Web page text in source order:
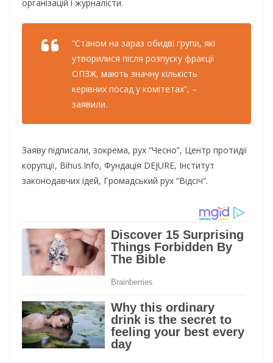
організацій і журналісти.
“Станом на зараз обидві групи, які
утворилися після розпуску фракції
ОПЗЖ, мають значну кількість
керівних посад у комітетах”, –
заявили.
Заяву підписали, зокрема, рух “Чесно”, Центр протидії
корупції, Bihus.Info, Фундація DEJURE, Інститут
законодавчих ідей, Громадський рух “Відсіч”.